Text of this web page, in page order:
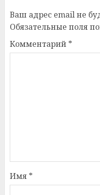
Ваш адрес email не
Обязательные поля
Комментарий *
Имя *